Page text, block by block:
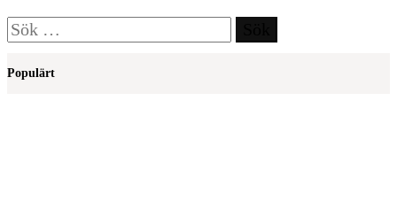
Sök
efter:
Populärt